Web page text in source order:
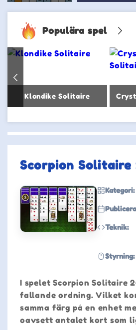
Populära spel
Klondike Solitaire
Scorpion Solitaire
Kategori:
Teknik:
Styrning:
I spelet Scorpion Solitaire
fallande ordning. Vilket
samma färg på en enhet
oavsett antalet kort som